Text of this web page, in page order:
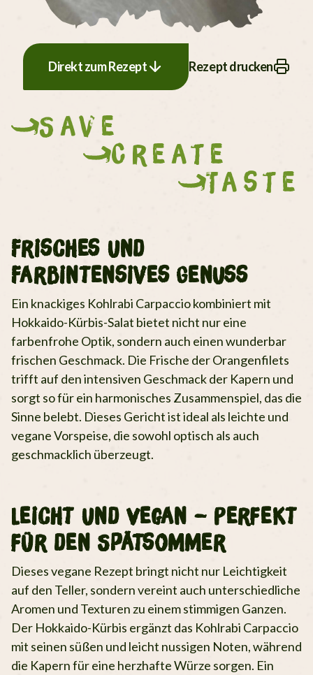
Direkt zum Rezept Rezept drucken
Save
Create
Taste
Frisches und
Farbintensives Genuss
Ein knackiges Kohlrabi Carpaccio kombiniert mit
Hokkaido-Kürbis-Salat bietet nicht nur eine
farbenfrohe Optik, sondern auch einen wunderbar
frischen Geschmack. Die Frische der Orangenfilets
trifft auf den intensiven Geschmack der Kapern und
sorgt so für ein harmonisches Zusammenspiel, das die
Sinne belebt. Dieses Gericht ist ideal als leichte und
vegane Vorspeise, die sowohl optisch als auch
geschmacklich überzeugt.
Leicht und Vegan – Perfekt
für den Spätsommer
Dieses vegane Rezept bringt nicht nur Leichtigkeit
auf den Teller, sondern vereint auch unterschiedliche
Aromen und Texturen zu einem stimmigen Ganzen.
Der Hokkaido-Kürbis ergänzt das Kohlrabi Carpaccio
mit seinen süßen und leicht nussigen Noten, während
die Kapern für eine herzhafte Würze sorgen. Ein